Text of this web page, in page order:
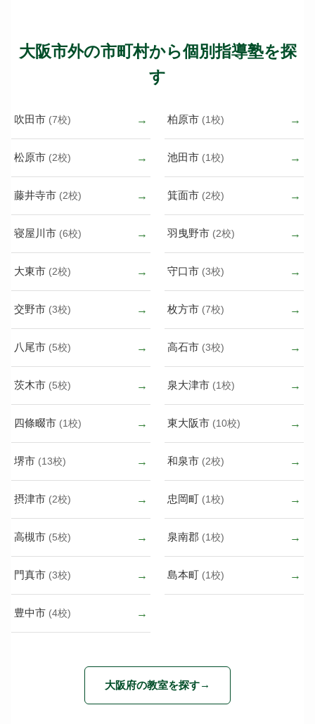
大阪市外の市町村から個別指導塾を探
す
吹田市 (7校) 柏原市 (1校)
松原市 (2校) 池田市 (1校)
藤井寺市 (2校) 箕面市 (2校)
寝屋川市 (6校) 羽曳野市 (2校)
大東市 (2校) 守口市 (3校)
交野市 (3校) 枚方市 (7校)
八尾市 (5校) 高石市 (3校)
茨木市 (5校) 泉大津市 (1校)
四條畷市 (1校) 東大阪市 (10校)
堺市 (13校) 和泉市 (2校)
摂津市 (2校) 忠岡町 (1校)
高槻市 (5校) 泉南郡 (1校)
門真市 (3校) 島本町 (1校)
豊中市 (4校)
大阪府の教室を探す